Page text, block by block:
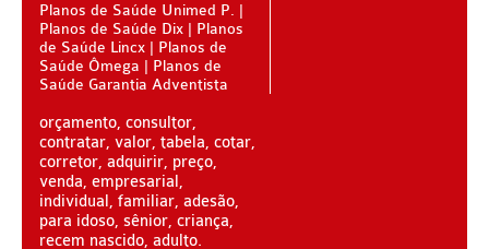
MEDSENIORPLANO DE SAÚDE SÊNIOR
QSAÚDE PLANO DE SAÚDE SÊNIOR
SÃO CRISTOVÃO PLANO DE SAÚDE SÊNIOR
TOTAL MEDCARE PLANO DE SAÚDE SÊNIOR
TRANSMONTANO PLANO DE SAÚDE SÊNIOR
Planos de Saúde Unimed P.
Planos de Saúde Dix
Planos
de Saúde Lincx
Planos de
Saúde Ômega
Planos de
Saúde Garantia Adventista
orçamento, consultor,
contratar, valor, tabela, cotar,
corretor, adquirir, preço,
venda, empresarial,
individual, familiar, adesão,
para idoso, sênior, criança,
recem nascido, adulto.